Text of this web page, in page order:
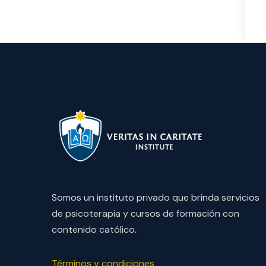
Somos un instituto privado que brinda servicios
de psicoterapia y cursos de formación con
contenido católico.
Términos y condiciones